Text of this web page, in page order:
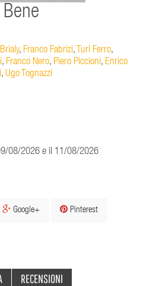
, Franco Fabrizi, Turi Ferro,
, Franco Nero, Piero Piccioni, Enrico
, Ugo Tognazzi
08/2026 e il 11/08/2026
Google+ Pinterest
RECENSIONI